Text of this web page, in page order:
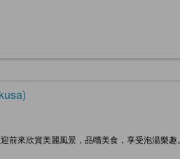
來欣賞美麗風景，品嚐美食，享受泡湯樂趣。